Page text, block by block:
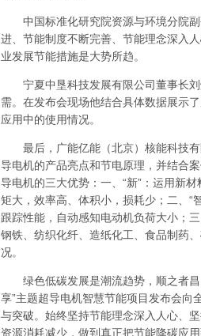
中国标准化研究院资源与环境分院副
进、节能制度不断完善、节能理念深入
业发展节能措施是大势所趋。
宁夏中垦科技发展有限公司董事长刘
需。在发布会现场他结合具体数据展示
应用中的使用情况。
最后，广能亿能（北京）核能科技有
导电机的产品亮点和节电原理，并结合
导电机的三大优势：一、“新”：运用新
矩大，效率高、体积小，损耗少；二、“
跟踪性能，自动感知电动机负荷大小；
钢铁、纺织化纤、造纸化工、食品制药
况。
绿色低碳发展是潮流趋势，顺之者昌
享”主题超导电机智慧节能项目发布会
与突破。始终坚持节能理念深入人心、
资源消耗减少，做到真正把节能降碳应用